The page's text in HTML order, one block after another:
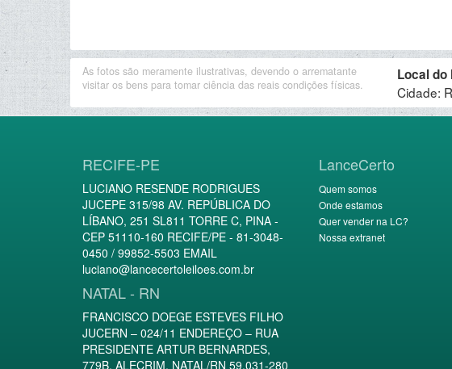
As fotos são meramente ilustrativas, devendo o arrematante
visitar os bens para tomar ciência das reais condições físicas.
Local do
Cidade:
RECIFE-PE
LUCIANO RESENDE RODRIGUES
JUCEPE 315/98 AV. REPÚBLICA DO
LÍBANO, 251 SL811 TORRE C, PINA -
CEP 51110-160 RECIFE/PE - 81-3048-
0450 / 99852-5503 EMAIL
luciano@lancecertoleiloes.com.br
NATAL - RN
FRANCISCO DOEGE ESTEVES FILHO
JUCERN – 024/11 ENDEREÇO – RUA
PRESIDENTE ARTUR BERNARDES,
779B, ALECRIM, NATAL/RN 59.031-280
LanceCerto
Quem somos
Onde estamos
Quer vender na LC?
Nossa extranet